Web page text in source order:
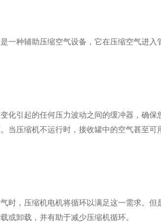
一种辅助压缩空气设备，它在压缩空气进
化引起的任何压力波动之间的缓冲器，确保
当压缩机不运行时，接收罐中的空气甚至
时，压缩机电机将循环以满足这一需求。但
或卸载，并有助于减少压缩机循环。